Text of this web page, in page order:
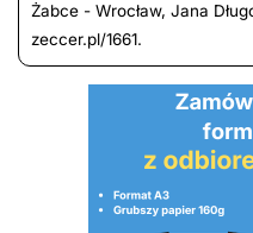
Żabce - Wrocław, Jana
zeccer.pl/1661.